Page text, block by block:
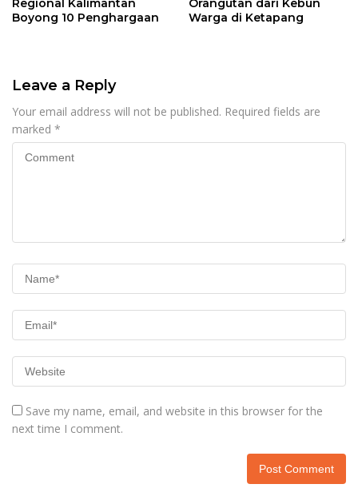
Regional Kalimantan
Boyong 10 Penghargaan
Orangutan dari Kebun
Warga di Ketapang
Leave a Reply
Your email address will not be published. Required fields are
marked *
Save my name, email, and website in this browser for the
next time I comment.